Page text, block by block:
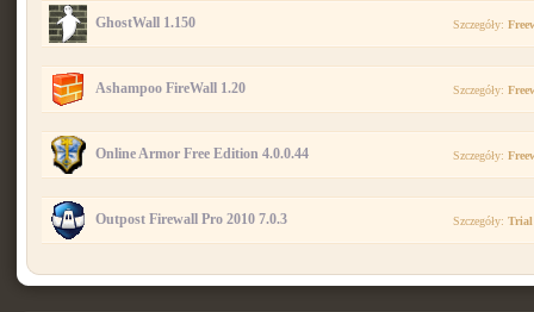
GhostWall 1.150 Szczegóły:
Ashampoo FireWall 1.20 Szczegóły:
Online Armor Free Edition 4.0.0.44 Szczegóły:
Outpost Firewall Pro 2010 7.0.3 Szczegóły: Trial